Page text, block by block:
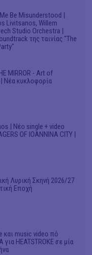
Be Misunderstood |
Livitsanos, Willem
Studio Orchestra |
της ταινίας "The
MIRROR - Art of
Νέα κυκλοφορία
| Νέο single + video
OF IOANNINA CITY |
Λυρική Σκηνή 2026/27
Εποχή
και music video πό
για HEATSTROKE σε μία